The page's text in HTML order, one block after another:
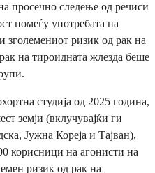
просечно следење од речиси
помеѓу употребата на
зголемениот ризик од рак на
на тироидната жлезда беше
студија од 2025 година,
земји (вклучувајќи ги
Јужна Кореја и Тајван),
корисници на агонисти на
ризик од рак на